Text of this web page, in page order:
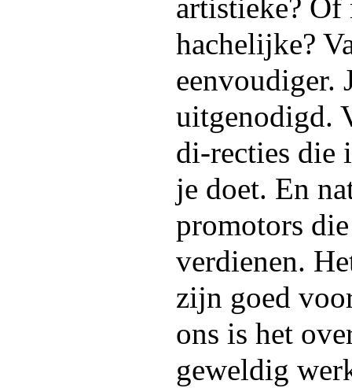
artistieke? Of
hachelijke?
eenvoudiger.
uitgenodigd.
di-recties die
je doet. En
promotors
verdienen.
zijn goed
ons is het
geweldig